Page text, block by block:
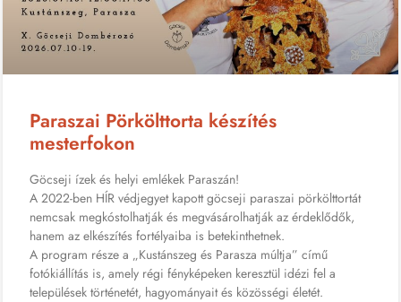
Paraszai Pörkölttorta készítés
mesterfokon
Göcseji ízek és helyi emlékek Paraszán!
A 2022-ben HÍR védjegyet kapott göcseji paraszai pörkölttortát
nemcsak megkóstolhatják és megvásárolhatják az érdeklődők,
hanem az elkészítés fortélyaiba is betekinthetnek.
A program része a „Kustánszeg és Parasza múltja” című
fotókiállítás is, amely régi fényképeken keresztül idézi fel a
települések történetét, hagyományait és közösségi életét.